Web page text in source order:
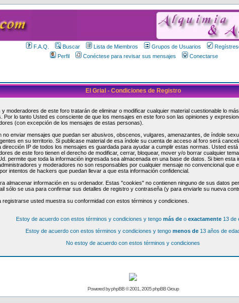
F.A.Q. Buscar Lista de Miembros Grupos de Usuarios
Perfil
Conéctese para revisar sus mensajes Conectarse
El Grial - Condiciones de Registro
moderadores de este foro tratarán de eliminar o modificar cualquier material cuestionable lo
Por lo tanto Usted es consciente de que los mensajes en este foro son las opiniones y
(con excepción de los mensajes de estas personas).
no enviar mensajes que puedan ser abusivos, obscenos, vulgares, amenazantes, de índole
en su territorio. Si publicase material de esa índole su cuenta de acceso al foro será
dirección IP de todos los mensajes es guardada para ayudar a cumplir estas normas. Usted
de este foro tienen el derecho de modificar, cerrar, bloquear, mover y/o borrar cualquier
permite que toda la información ingresada sea almacenada en una base de datos. Si bien esta
y moderadores no son responsables por cualquier mensaje no convencional que
intentos de hackers que puedan llevar a que esta información confidencial.
almacenar información en su ordenador. Estas "cookies" no contienen ninguno de sus datos
sólo se usa para confirmar sus detalles de registro y contraseña (y para enviarle su nueva
registrarse usted muestra su conformidad con estos términos y condiciones.
Estoy de acuerdo con estos términos y condiciones y tengo más de o exactamente 13 de
Estoy de acuerdo con estos términos y condiciones y tengo menos de 13 años de
No estoy de acuerdo con estos términos y condiciones
Powered byphpBB© 2001, 2005 phpBB Group